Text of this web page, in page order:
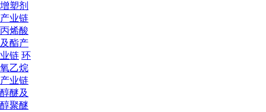
增塑剂
产业链
丙烯酸
及酯产
业链 环
氧乙烷
产业链
醇醚及
醇聚醚